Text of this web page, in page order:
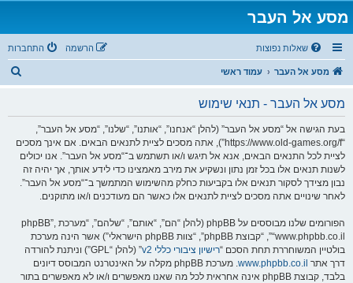
מסע אל העבר
שאלות נפוצות התחברות הרשמה
מסע אל העבר עמוד ראשי
מסע אל העבר - תנאי שימוש
בעת הגישה אל “מסע אל העבר” (להלן “אנחנו”, “אותנו”, “שלנו”, “מסע אל העבר”,
“https://www.old-games.org/f”), אתה מסכים לציית לתנאים הבאים. אם אינך מסכים
לציית לכל התנאים הבאים, אנא אל תיגש ו/או תשתמש ב־“מסע אל העבר”. אנו יכולים
לשנות תנאים אלו בכל זמן נתון ונשקיע את מירב מאמצינו כדי לידע אותך, אך יהיה זה
נבון מצידך לסקור תנאים אלו בקביעות כחלק מהשימוש המתמשך ב־“מסע אל העבר”.
לאחר שינויים אתה מסכים לציית לתנאים אלו כאשר הם מעודכנים ו/או מתוקנים.
הפורומים שלנו מבוססים על phpBB (להלן “הם”, “אותם”, “שלהם”, “מערכת phpBB”,
“www.phpbb.co.il”, “קבוצת phpBB”, “צוות phpBB הישראלי”) אשר הינה מערכת
בולטיין המשוחררת תחת הסכם “רישיון ציבורי כללי v2
” (להלן “GPL”) וניתנת להורדה
דרך אתר www.phpbb.co.il
. מערכת phpBB מקלה על האינטרנט המבוסס דיונים
בלבד, קבוצת phpBB אינה אחראית לכל מה שאנו מאפשרים ו/או לא מאפשרים בתור